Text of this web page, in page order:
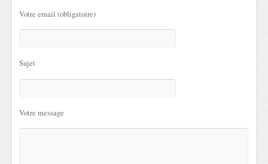
Votre email (obligatoire)
Sujet
Votre message